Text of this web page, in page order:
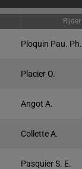
Rijder
Ploquin Pau. Ph.
Placier O.
Angot A.
Collette A.
Pasquier S. E.